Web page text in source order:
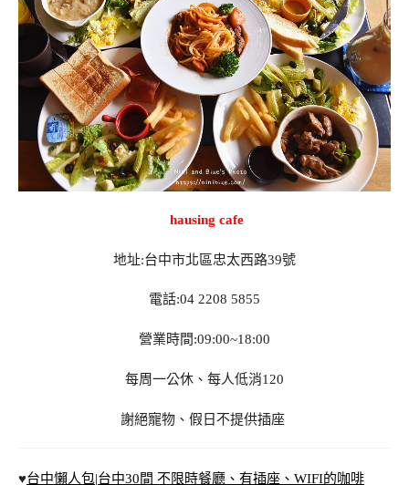
hausing cafe
地址:台中市北區忠太西路39號
電話:04 2208 5855
營業時間:09:00~18:00
每周一公休、每人低消120
謝絕寵物、假日不提供插座
♥台中懶人包|台中30間 不限時餐廳、有插座、WIFI的咖啡